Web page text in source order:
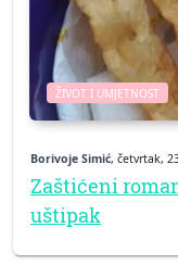
ŽIVOT I UMJETNOST
Borivoje Simić, četvrtak,
Zaštićeni
uštipak